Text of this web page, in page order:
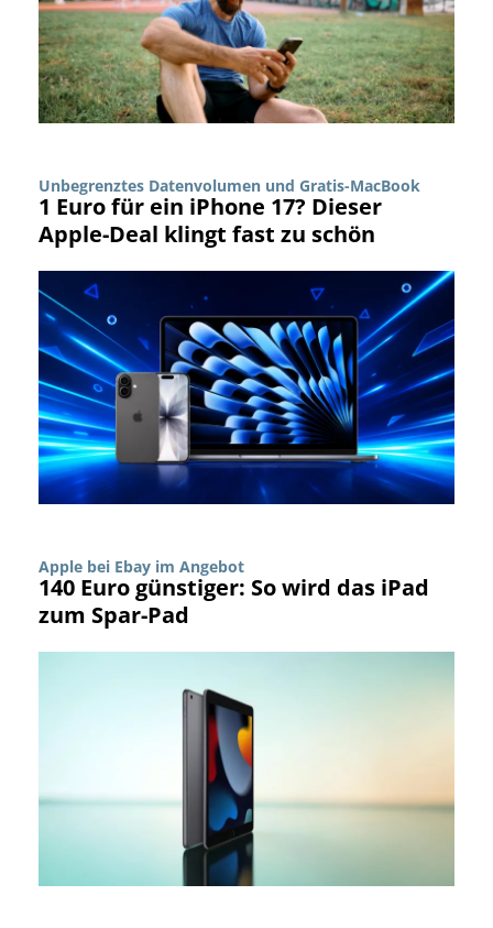
Unbegrenztes Datenvolumen und Gratis-MacBook
1 Euro für ein iPhone 17? Dieser
Apple-Deal klingt fast zu schön
Apple bei Ebay im Angebot
140 Euro günstiger: So wird das iPad
zum Spar-Pad